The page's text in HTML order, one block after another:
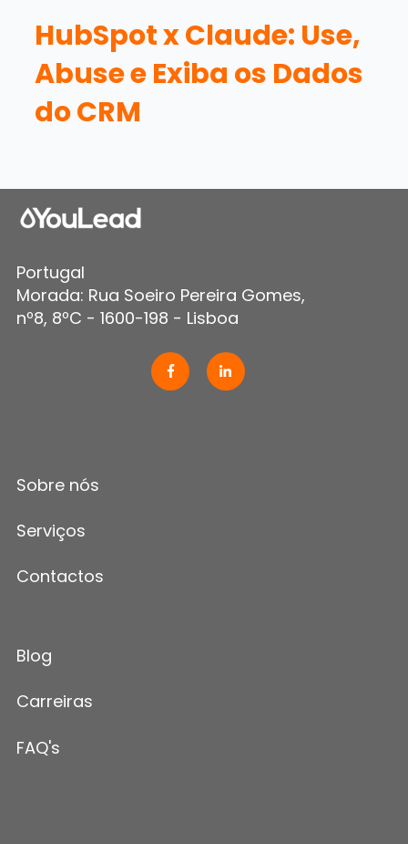
HubSpot x Claude: Use,
Abuse e Exiba os Dados
do CRM
Portugal
Morada: Rua Soeiro Pereira Gomes,
nº8, 8ºC - 1600-198 - Lisboa
Sobre nós
Serviços
Contactos
Blog
Carreiras
FAQ's